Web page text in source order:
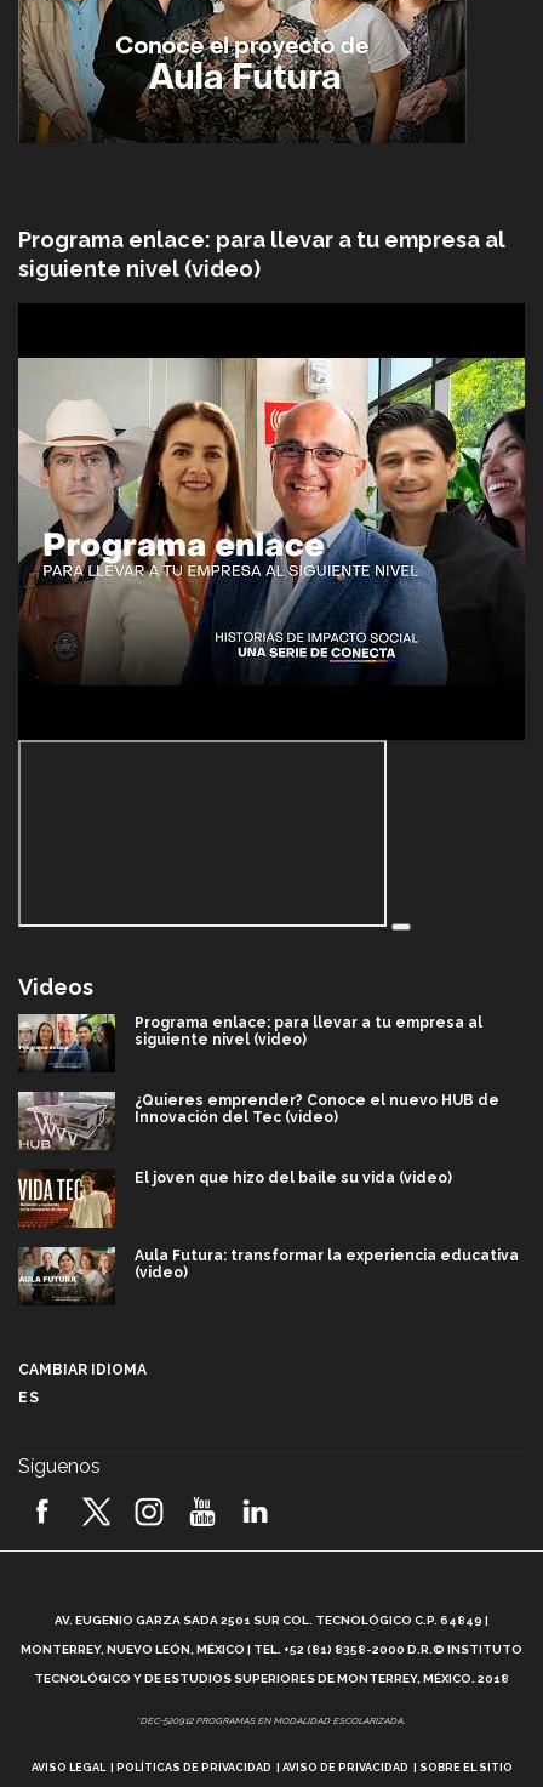
Programa enlace: para llevar a tu empresa al
siguiente nivel (video)
Videos
Programa enlace: para llevar a tu empresa al
siguiente nivel (video)
¿Quieres emprender? Conoce el nuevo HUB de
Innovación del Tec (video)
El joven que hizo del baile su vida (video)
Aula Futura: transformar la experiencia educativa
(video)
2026! (video)
¿Cómo es el Modelo Educativo Tec? (video)
Vida Tec: Feminismo e Inteligencia Artificial, Paola
CAMBIAR IDIOMA
ES
Síguenos
AV. EUGENIO GARZA SADA 2501 SUR COL. TECNOLÓGICO C.P. 64849 |
MONTERREY, NUEVO LEÓN, MÉXICO | TEL. +52 (81) 8358-2000 D.R.© INSTITUTO
TECNOLÓGICO Y DE ESTUDIOS SUPERIORES DE MONTERREY, MÉXICO. 2018
*DEC-520912 PROGRAMAS EN MODALIDAD ESCOLARIZADA.
AVISO LEGAL POLÍTICAS DE PRIVACIDAD AVISO DE PRIVACIDAD SOBRE EL SITIO